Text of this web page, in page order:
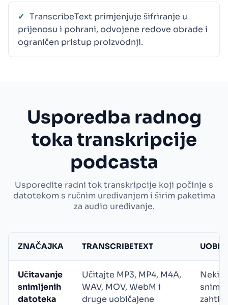
TranscribeText primjenjuje šifriranje u
prijenosu i pohrani, odvojene redove obrade i
ograničen pristup proizvodnji.
Usporedba radnog
toka transkripcije
podcasta
Usporedite radni tok transkripcije koji počinje s
datotekom s ručnim uređivanjem i širim paketima
za audio uređivanje.
ZNAČAJKA TRANSCRIBETEXT
Učitavanje
snimljenih
datoteka
Učitajte MP3, MP4, M4A,
WAV, MOV, WebM i
druge uobičajene
Neki